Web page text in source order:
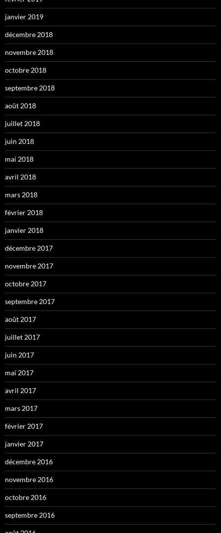
janvier 2019
décembre 2018
novembre 2018
octobre 2018
septembre 2018
août 2018
juillet 2018
juin 2018
mai 2018
avril 2018
mars 2018
février 2018
janvier 2018
décembre 2017
novembre 2017
octobre 2017
septembre 2017
août 2017
juillet 2017
juin 2017
mai 2017
avril 2017
mars 2017
février 2017
janvier 2017
décembre 2016
novembre 2016
octobre 2016
septembre 2016